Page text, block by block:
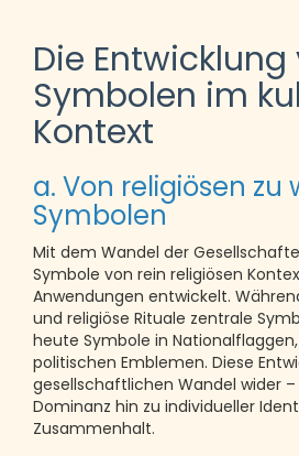
Die Entwicklung
Symbolen im
Kontext
a. Von religiösen zu
Symbolen
Mit dem Wandel der
Symbole von rein religiösen
Anwendungen entwickelt.
und religiöse Rituale zentrale
heute Symbole in
politischen Emblemen. Diese
gesellschaftlichen Wandel wider
Dominanz hin zu individueller
Zusammenhalt.